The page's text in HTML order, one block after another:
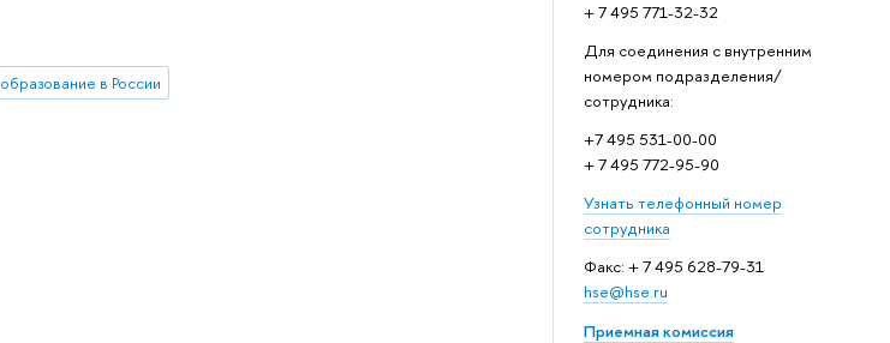
+ 7 495 771-32-32
Для соединения с внутренним
номером подразделения/
сотрудника:
+7 495 531-00-00
+ 7 495 772-95-90
Узнать телефонный номер
сотрудника
Факс: + 7 495 628-79-31
hse@hse.ru
Приемная комиссия
образование в России